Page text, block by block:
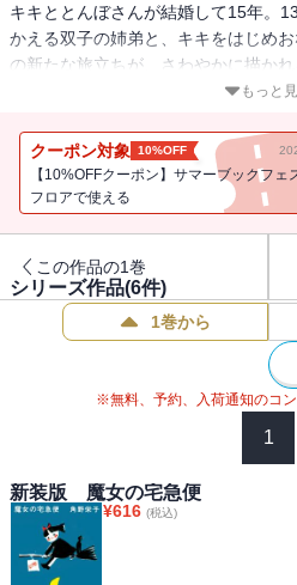
キキととんぼさんが結婚して15年。
かえる双子の姉弟と、キキをはじめ
の新たな旅立ちが、さわやかに描か
もっと
クーポン対象 10%OFF
【10%OFFクーポン】サマーブックフェ
フロアで使える
この作品の1巻
シリーズ作品(6件)
1巻から
※無料、予約、入荷通知のコ
1
新装版 魔女の宅急便
¥616 (税込)